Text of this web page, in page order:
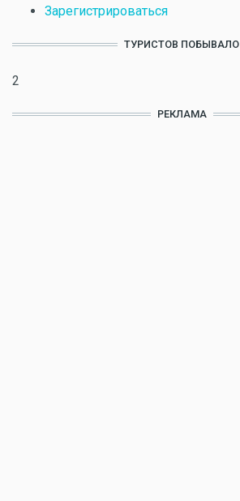
Зарегистрироваться
ТУРИСТОВ ПОБЫВАЛО
2
РЕКЛАМА